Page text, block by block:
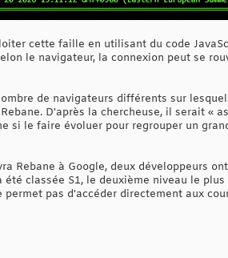
cette faille en utilisant du code
le navigateur, la connexion peut se
de navigateurs différents sur
D'après la chercheuse, il serait «
si le faire évoluer pour regrouper un
Rebane à Google, deux développeurs
été classée S1, le deuxième niveau le
pas d'accéder directement aux